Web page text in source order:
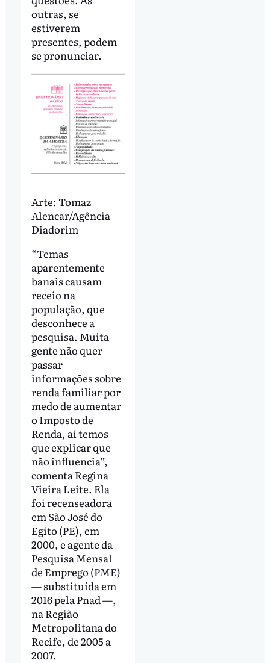
outras, se
estiverem
presentes, podem
se pronunciar.
Arte: Tomaz
Alencar/Agência
Diadorim
“Temas
aparentemente
banais causam
receio na
população, que
desconhece a
pesquisa. Muita
gente não quer
passar
informações sobre
renda familiar por
medo de aumentar
o Imposto de
Renda, aí temos
que explicar que
não influencia”,
comenta Regina
Vieira Leite. Ela
foi recenseadora
em São José do
Egito (PE), em
2000, e agente da
Pesquisa Mensal
de Emprego (PME)
— substituída em
2016 pela Pnad —,
na Região
Metropolitana do
Recife, de 2005 a
2007.